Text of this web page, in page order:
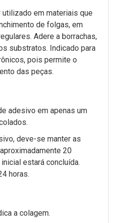
utilizado em materiais que
de folgas, em
Adere a borrachas,
substratos. Indicado para
pois permite o
das peças.
adesivo em apenas um
deve-se manter as
20
estará concluída.
horas.
a colagem.